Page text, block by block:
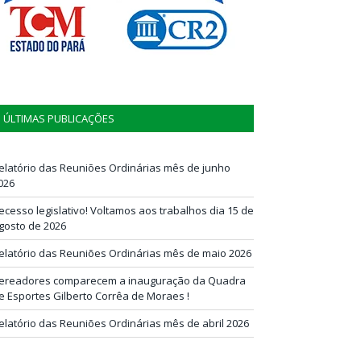
ÚLTIMAS PUBLICAÇÕES
das Reuniões Ordinárias mês de junho
legislativo! Voltamos aos trabalhos dia 15 de
de 2026
das Reuniões Ordinárias mês de maio 2026
comparecem a inauguração da Quadra
Esportes Gilberto Corrêa de Moraes !
das Reuniões Ordinárias mês de abril 2026